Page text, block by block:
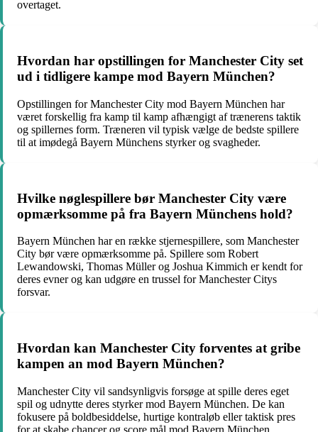
overtaget.
Hvordan har opstillingen for Manchester City set
ud i tidligere kampe mod Bayern München?
Opstillingen for Manchester City mod Bayern München har
været forskellig fra kamp til kamp afhængigt af trænerens taktik
og spillernes form. Træneren vil typisk vælge de bedste spillere
til at imødegå Bayern Münchens styrker og svagheder.
Hvilke nøglespillere bør Manchester City være
opmærksomme på fra Bayern Münchens hold?
Bayern München har en række stjernespillere, som Manchester
City bør være opmærksomme på. Spillere som Robert
Lewandowski, Thomas Müller og Joshua Kimmich er kendt for
deres evner og kan udgøre en trussel for Manchester Citys
forsvar.
Hvordan kan Manchester City forventes at gribe
kampen an mod Bayern München?
Manchester City vil sandsynligvis forsøge at spille deres eget
spil og udnytte deres styrker mod Bayern München. De kan
fokusere på boldbesiddelse, hurtige kontraløb eller taktisk pres
for at skabe chancer og score mål mod Bayern München.